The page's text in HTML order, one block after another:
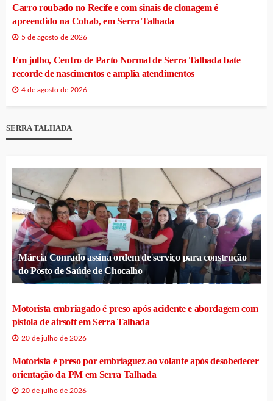
Carro roubado no Recife e com sinais de clonagem é
apreendido na Cohab, em Serra Talhada
5 de agosto de 2026
Em julho, Centro de Parto Normal de Serra Talhada bate
recorde de nascimentos e amplia atendimentos
4 de agosto de 2026
SERRA TALHADA
Márcia Conrado assina ordem de serviço para construção
do Posto de Saúde de Chocalho
Motorista embriagado é preso após acidente e abordagem com
pistola de airsoft em Serra Talhada
20 de julho de 2026
Motorista é preso por embriaguez ao volante após desobedecer
orientação da PM em Serra Talhada
20 de julho de 2026